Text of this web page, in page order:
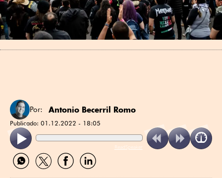
Por: Antonio Becerril Romo
Publicado: 01.12.2022 - 18:05
ReadSpeaker
Compartir
por
Compartir
por
Compartir
por
Compartir
por